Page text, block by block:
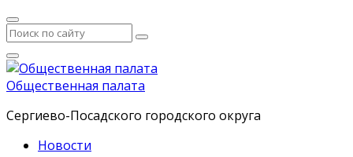
Общественная палата
Сергиево-Посадского городского округа
Новости